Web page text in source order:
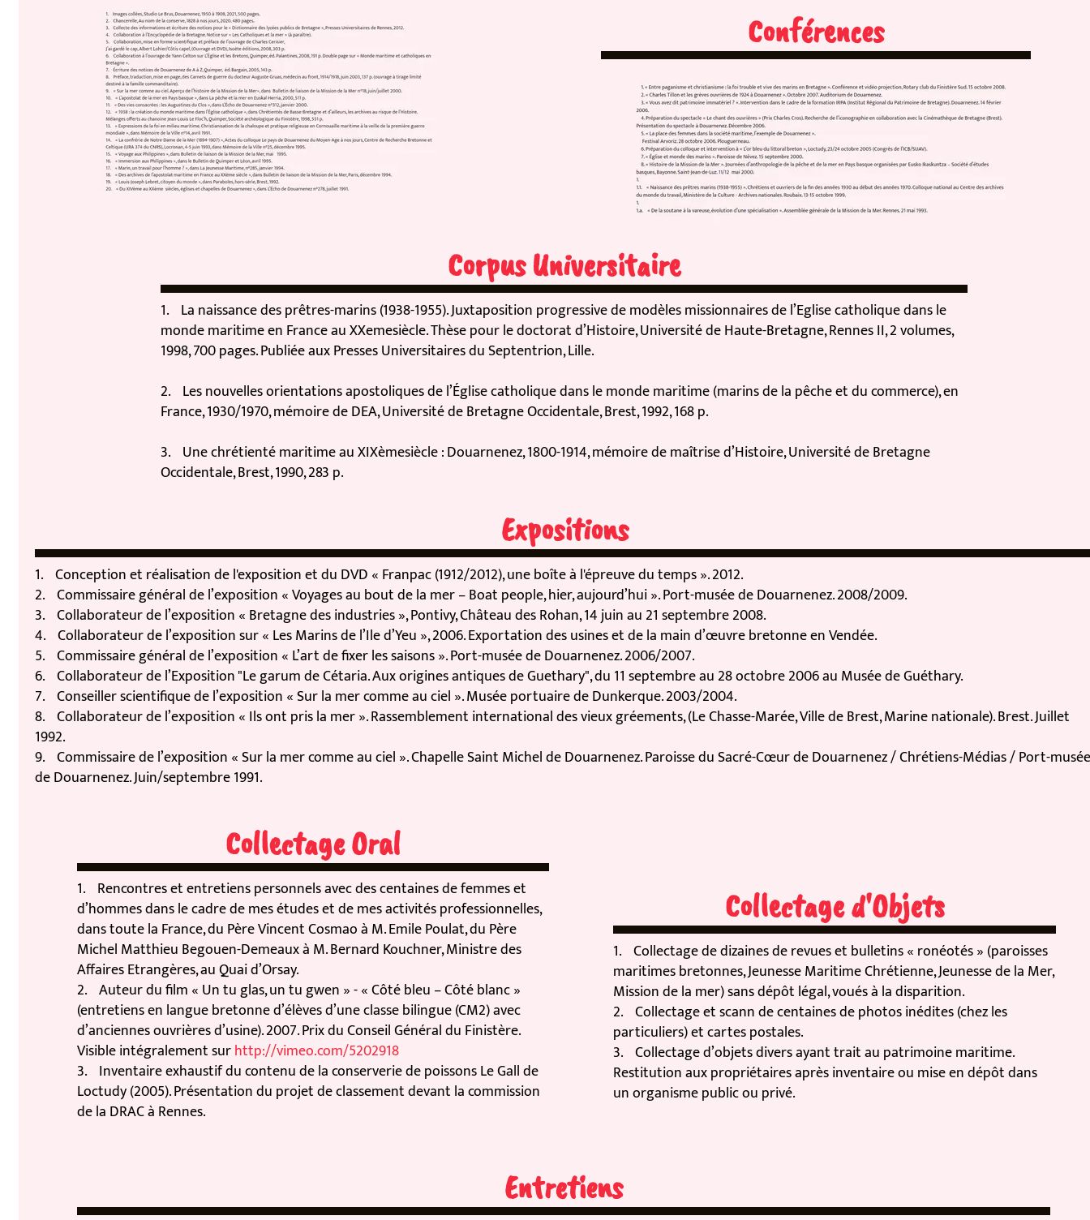
Conférences
Corpus Universitaire
1. La naissance des prêtres-marins (1938-1955). Juxtaposition progressive de modèles missionnaires de l’Eglise catholique dans le
monde maritime en France au XXemesiècle. Thèse pour le doctorat d’Histoire, Université de Haute-Bretagne, Rennes II, 2 volumes,
1998, 700 pages. Publiée aux Presses Universitaires du Septentrion, Lille.
2. Les nouvelles orientations apostoliques de l’Église catholique dans le monde maritime (marins de la pêche et du commerce), en
France, 1930/1970, mémoire de DEA, Université de Bretagne Occidentale, Brest, 1992, 168 p.
3. Une chrétienté maritime au XIXèmesiècle : Douarnenez, 1800-1914, mémoire de maîtrise d’Histoire, Université de Bretagne
Occidentale, Brest, 1990, 283 p.
Expositions
1. Conception et réalisation de l'exposition et du DVD « Franpac (1912/2012), une boîte à l'épreuve du temps ». 2012.
2. Commissaire général de l’exposition « Voyages au bout de la mer – Boat people, hier, aujourd’hui ». Port-musée de Douarnenez. 2008/2009.
3. Collaborateur de l’exposition « Bretagne des industries », Pontivy, Château des Rohan, 14 juin au 21 septembre 2008.
4. Collaborateur de l’exposition sur « Les Marins de l’Ile d’Yeu », 2006. Exportation des usines et de la main d’œuvre bretonne en Vendée.
5. Commissaire général de l’exposition « L’art de fixer les saisons ». Port-musée de Douarnenez. 2006/2007.
6. Collaborateur de l’Exposition "Le garum de Cétaria. Aux origines antiques de Guethary", du 11 septembre au 28 octobre 2006 au Musée de Guéthary.
7. Conseiller scientifique de l’exposition « Sur la mer comme au ciel ». Musée portuaire de Dunkerque. 2003/2004.
8. Collaborateur de l’exposition « Ils ont pris la mer ». Rassemblement international des vieux gréements, (Le Chasse-Marée, Ville de Brest, Marine nationale). Brest. Juillet
1992.
9. Commissaire de l’exposition « Sur la mer comme au ciel ». Chapelle Saint Michel de Douarnenez. Paroisse du Sacré-Cœur de Douarnenez / Chrétiens-Médias / Port-musée
de Douarnenez. Juin/septembre 1991.
Collectage Oral
1. Rencontres et entretiens personnels avec des centaines de femmes et
d’hommes dans le cadre de mes études et de mes activités professionnelles,
dans toute la France, du Père Vincent Cosmao à M. Emile Poulat, du Père
Michel Matthieu Begouen-Demeaux à M. Bernard Kouchner, Ministre des
Affaires Etrangères, au Quai d’Orsay.
2. Auteur du film « Un tu glas, un tu gwen » - « Côté bleu – Côté blanc »
(entretiens en langue bretonne d’élèves d’une classe bilingue (CM2) avec
d’anciennes ouvrières d’usine). 2007. Prix du Conseil Général du Finistère.
Visible intégralement surhttp://vimeo.com/5202918
3. Inventaire exhaustif du contenu de la conserverie de poissons Le Gall de
Loctudy (2005). Présentation du projet de classement devant la commission
de la DRAC à Rennes.
Collectage d'Objets
1. Collectage de dizaines de revues et bulletins « ronéotés » (paroisses
maritimes bretonnes, Jeunesse Maritime Chrétienne, Jeunesse de la Mer,
Mission de la mer) sans dépôt légal, voués à la disparition.
2. Collectage et scann de centaines de photos inédites (chez les
particuliers) et cartes postales.
3. Collectage d’objets divers ayant trait au patrimoine maritime.
Restitution aux propriétaires après inventaire ou mise en dépôt dans
un organisme public ou privé.
Entretiens